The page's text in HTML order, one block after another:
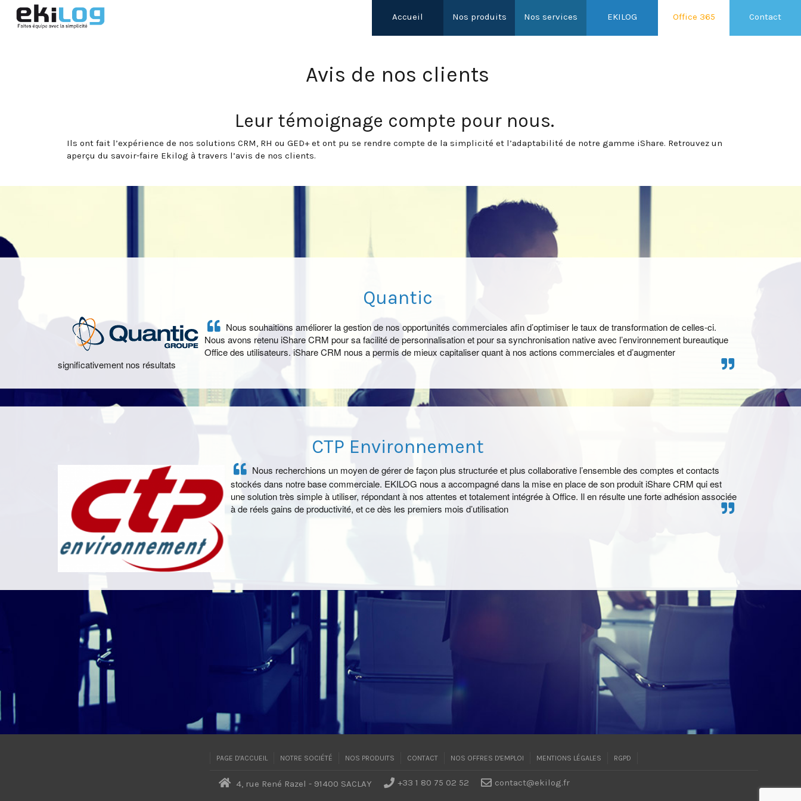
Accueil Nos produits Nos services EKILOG Office 365 Contact
Avis de nos clients
Leur témoignage compte pour nous.
Ils ont fait l’expérience de nos solutions CRM, RH ou GED+ et ont pu se rendre compte de la simplicité et l’adaptabilité de notre gamme iShare. Retrouvez un
aperçu du savoir-faire Ekilog à travers l’avis de nos clients.
Quantic
Nous souhaitions améliorer la gestion de nos opportunités commerciales afin d’optimiser le taux de transformation de celles-ci.
Nous avons retenu iShare CRM pour sa facilité de personnalisation et pour sa synchronisation native avec l’environnement bureautique
Office des utilisateurs. iShare CRM nous a permis de mieux capitaliser quant à nos actions commerciales et d’augmenter
significativement nos résultats
CTP Environnement
Nous recherchions un moyen de gérer de façon plus structurée et plus collaborative l’ensemble des comptes et contacts
stockés dans notre base commerciale. EKILOG nous a accompagné dans la mise en place de son produit iShare CRM qui est
une solution très simple à utiliser, répondant à nos attentes et totalement intégrée à Office. Il en résulte une forte adhésion associée
à de réels gains de productivité, et ce dès les premiers mois d’utilisation
PAGE D'ACCUEIL NOTRE SOCIÉTÉ NOS PRODUITS CONTACT NOS OFFRES D'EMPLOI MENTIONS LÉGALES RGPD
4, rue René Razel - 91400 SACLAY +33 1 80 75 02 52 contact@ekilog.fr